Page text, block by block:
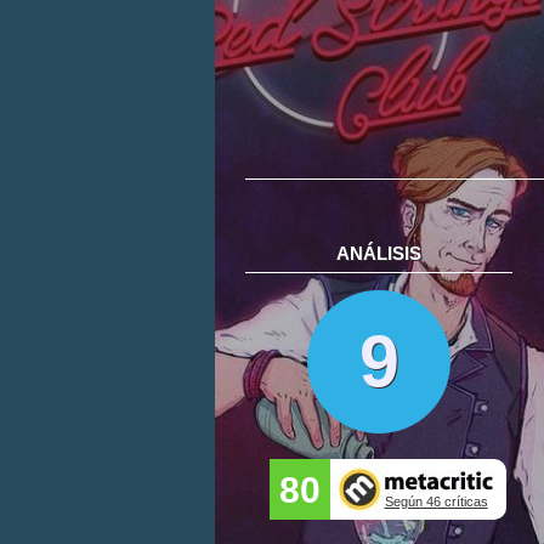
ANÁLISIS
9
80 Según 46 críticas